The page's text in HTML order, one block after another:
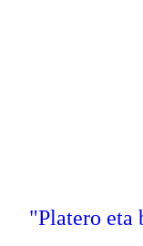
"Platero eta